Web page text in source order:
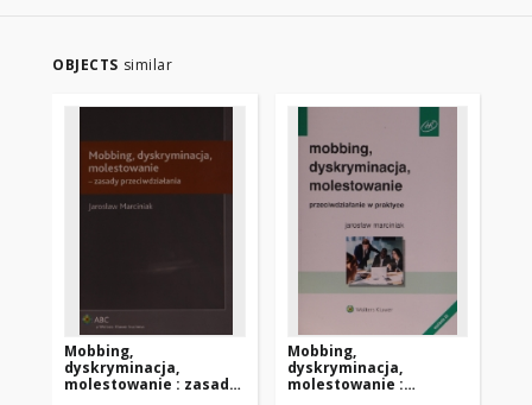
OBJECTS similar
Mobbing,
dyskryminacja,
molestowanie : zasady
Mobbing,
dyskryminacja,
molestowanie :